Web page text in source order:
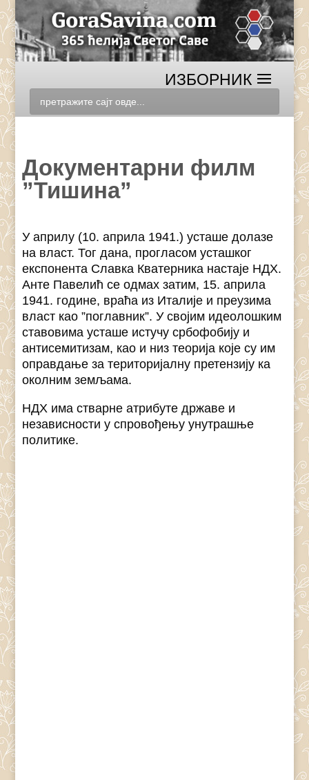
Документарни филм
”Тишина”
У априлу (10. априла 1941.) усташе долазе
на власт. Тог дана, прогласом усташког
експонента Славка Кватерника настаје НДХ.
Анте Павелић се одмах затим, 15. априла
1941. године, враћа из Италије и преузима
власт као ”поглавник”. У својим идеолошким
ставовима усташе истучу србофобију и
антисемитизам, као и низ теорија које су им
оправдање за територијалну претензију ка
околним земљама.
НДХ има стварне атрибуте државе и
независности у спровођењу унутрашње
политике.